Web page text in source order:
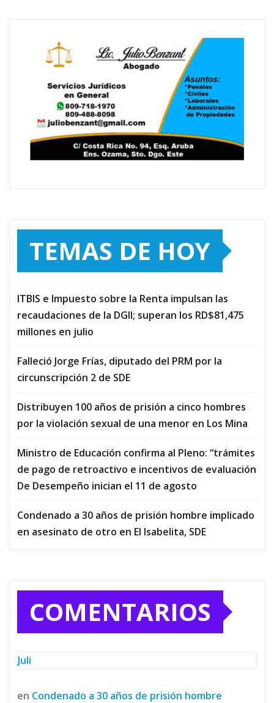
TEMAS DE HOY
ITBIS e Impuesto sobre la Renta impulsan las
recaudaciones de la DGII; superan los RD$81,475
millones en julio
Falleció Jorge Frías, diputado del PRM por la
circunscripción 2 de SDE
Distribuyen 100 años de prisión a cinco hombres
por la violación sexual de una menor en Los Mina
Ministro de Educación confirma al Pleno: “trámites
de pago de retroactivo e incentivos de evaluación
De Desempeño inician el 11 de agosto
Condenado a 30 años de prisión hombre implicado
en asesinato de otro en El Isabelita, SDE
COMENTARIOS
Juli
en Condenado a 30 años de prisión hombre